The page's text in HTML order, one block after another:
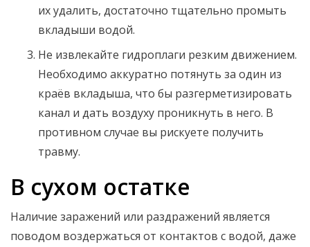
их удалить, достаточно тщательно промыть
вкладыши водой.
Не извлекайте гидроплаги резким движением.
Необходимо аккуратно потянуть за один из
краёв вкладыша, что бы разгерметизировать
канал и дать воздуху проникнуть в него. В
противном случае вы рискуете получить
травму.
В сухом остатке
Наличие заражений или раздражений является
поводом воздержаться от контактов с водой, даже